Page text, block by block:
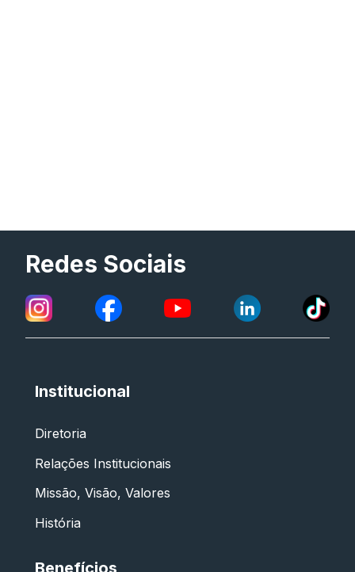
Redes Sociais
Institucional
Diretoria
Relações Institucionais
Missão, Visão, Valores
História
Benefícios